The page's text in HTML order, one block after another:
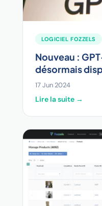
LOGICIEL FOZZELS
Nouveau :
désormais
17 Jun 2024
Lire la suite →